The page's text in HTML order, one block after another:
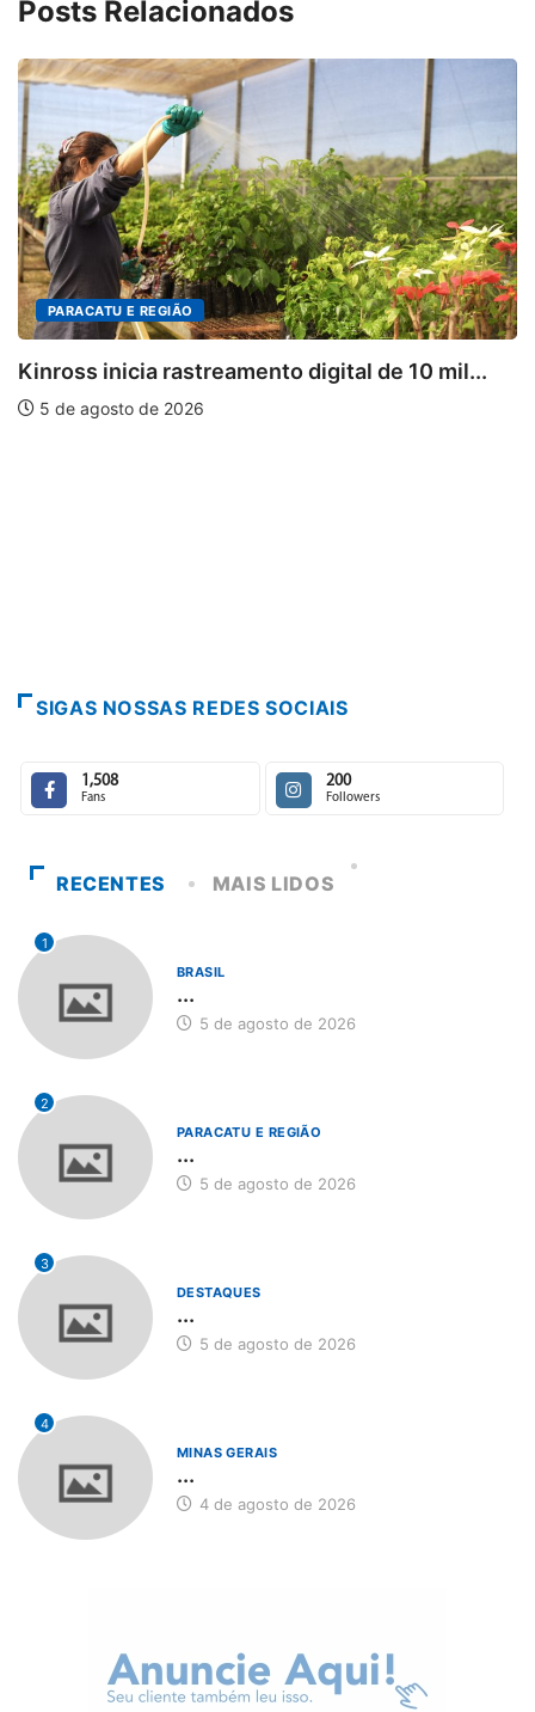
Posts Relacionados
PARACATU E REGIÃO
Kinross inicia rastreamento digital de 10 mil...
5 de agosto de 2026
SIGAS NOSSAS REDES SOCIAIS
1,508
Fans
200
Followers
RECENTES MAIS LIDOS
1
BRASIL
...
5 de agosto de 2026
2
PARACATU E REGIÃO
...
5 de agosto de 2026
3
DESTAQUES
...
5 de agosto de 2026
4
MINAS GERAIS
...
4 de agosto de 2026